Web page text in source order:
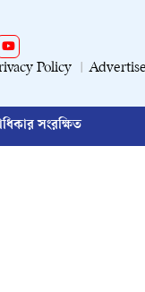
Policy
সংরক্ষিত